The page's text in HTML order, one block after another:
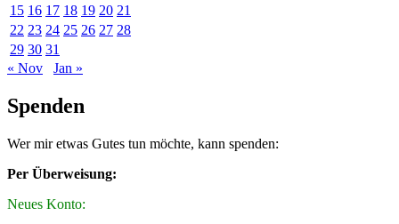
15 16 17 18 19 20 21
22 23 24 25 26 27 28
29 30 31
« Nov
Jan »
Spenden
Wer mir etwas Gutes tun möchte, kann spenden:
Per Überweisung:
Neues Konto: